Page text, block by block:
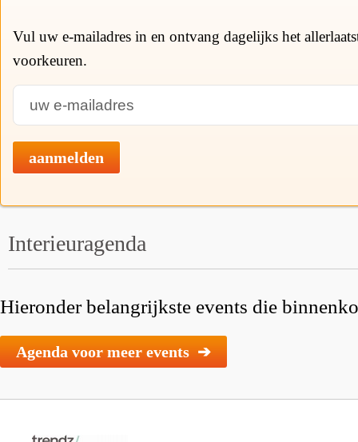
Vul uw e-mailadres in en ontvang dagelijks het
voorkeuren.
aanmelden
Interieuragenda
Hieronder belangrijkste events die
Agenda voor meer events ➔